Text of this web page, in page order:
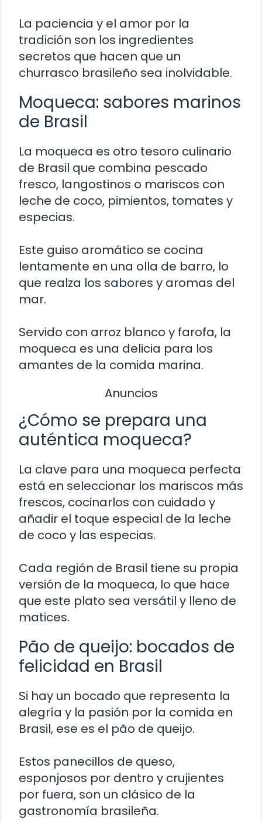
La paciencia y el amor por la
tradición son los ingredientes
secretos que hacen que un
churrasco brasileño sea inolvidable.
Moqueca: sabores marinos
de Brasil
La moqueca es otro tesoro culinario
de Brasil que combina pescado
fresco, langostinos o mariscos con
leche de coco, pimientos, tomates y
especias.
Este guiso aromático se cocina
lentamente en una olla de barro, lo
que realza los sabores y aromas del
mar.
Servido con arroz blanco y farofa, la
moqueca es una delicia para los
amantes de la comida marina.
Anuncios
¿Cómo se prepara una
auténtica moqueca?
La clave para una moqueca perfecta
está en seleccionar los mariscos más
frescos, cocinarlos con cuidado y
añadir el toque especial de la leche
de coco y las especias.
Cada región de Brasil tiene su propia
versión de la moqueca, lo que hace
que este plato sea versátil y lleno de
matices.
Pão de queijo: bocados de
felicidad en Brasil
Si hay un bocado que representa la
alegría y la pasión por la comida en
Brasil, ese es el pão de queijo.
Estos panecillos de queso,
esponjosos por dentro y crujientes
por fuera, son un clásico de la
gastronomía brasileña.